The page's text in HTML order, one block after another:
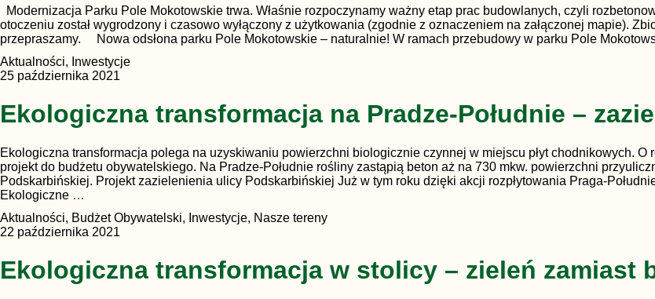
Modernizacja Parku Pole Mokotowskie trwa. Właśnie rozpoczynamy ważny etap prac budowlanych, czyli
otoczeniu został wygrodzony i czasowo wyłączony z użytkowania (zgodnie z oznaczeniem na załączonej mapie).
przepraszamy. Nowa odsłona parku Pole Mokotowskie – naturalnie! W ramach przebudowy w parku Pole
Aktualności, Inwestycje
25 października 2021
Ekologiczna transformacja na Pradze-Południe –
Ekologiczna transformacja polega na uzyskiwaniu powierzchni biologicznie czynnej w miejscu płyt chodnikowych.
projekt do budżetu obywatelskiego. Na Pradze-Południe rośliny zastąpią beton aż na 730 mkw. powierzchni
Podskarbińskiej. Projekt zazielenienia ulicy Podskarbińskiej Już w tym roku dzięki akcji rozpłytowania Praga-
Ekologiczne …
Aktualności, Budżet Obywatelski, Inwestycje, Nasze tereny
22 października 2021
Ekologiczna transformacja w stolicy – zieleń zamiast